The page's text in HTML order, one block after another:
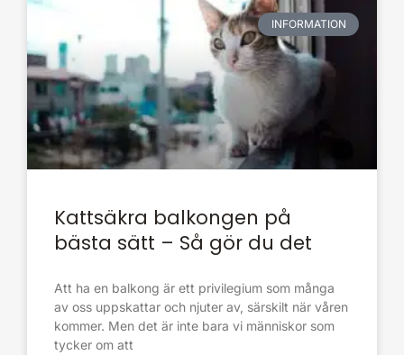
INFORMATION
Kattsäkra balkongen på
bästa sätt – Så gör du det
Att ha en balkong är ett privilegium som många
av oss uppskattar och njuter av, särskilt när våren
kommer. Men det är inte bara vi människor som
tycker om att